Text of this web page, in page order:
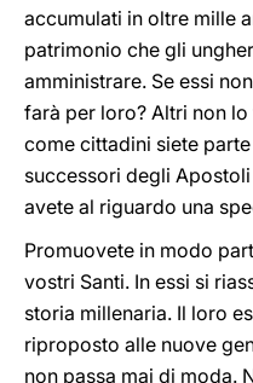
accumulati in oltre mille
patrimonio che gli
amministrare. Se essi
farà per loro? Altri non
come cittadini siete
successori degli
avete al riguardo una
Promuovete in modo
vostri Santi. In essi si
storia millenaria. Il loro
riproposto alle nuove
non passa mai di moda.